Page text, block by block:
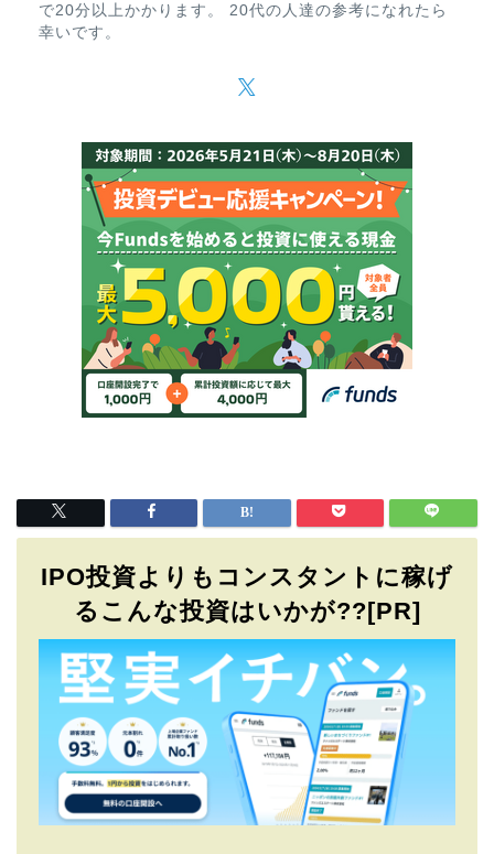
で20分以上かかります。 20代の人達の参考になれたら
幸いです。
IPO投資よりもコンスタントに稼げ
るこんな投資はいかが??[PR]